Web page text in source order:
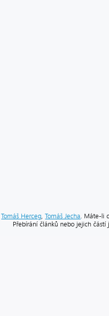
Tomáš Herceg,Tomáš Jecha. Máte-li
Přebírání článků nebo jejich